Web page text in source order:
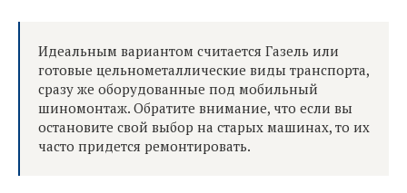
Идеальным вариантом считается Газель или
готовые цельнометаллические виды транспорта,
сразу же оборудованные под мобильный
шиномонтаж. Обратите внимание, что если вы
остановите свой выбор на старых машинах, то их
часто придется ремонтировать.